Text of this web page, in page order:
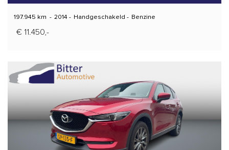
197.945 km - 2014- Handgeschakeld - Benzine
€ 11.450,-